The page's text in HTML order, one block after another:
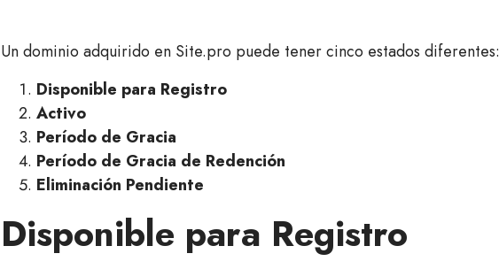
Un dominio adquirido en Site.pro puede tener cinco estados diferentes:
Disponible para Registro
Activo
Período de Gracia
Período de Gracia de Redención
Eliminación Pendiente
Disponible para Registro